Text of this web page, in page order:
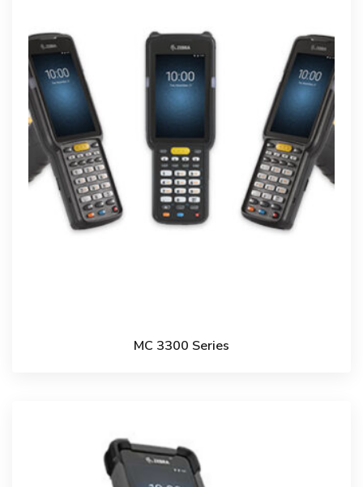
MC 3300 Series